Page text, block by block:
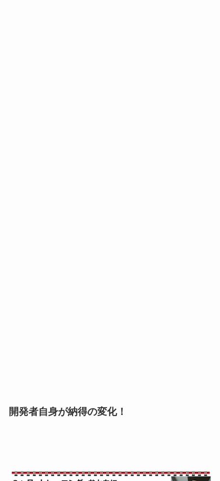
開発者自身が納得の変化！